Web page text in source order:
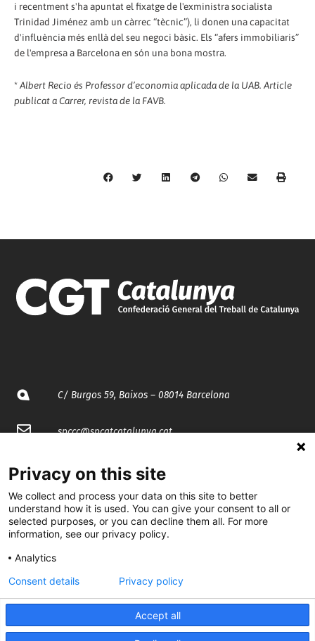
i recentment s'ha apuntat el fixatge de l'exministra socialista
Trinidad Jiménez amb un càrrec “tècnic”), li donen una capacitat
d'influència més enllà del seu negoci bàsic. Els “afers immobiliaris”
de l'empresa a Barcelona en són una bona mostra.
*Albert Recio és Professor d’economia aplicada de la UAB. Article
publicat a Carrer, revista de la FAVB.
C/ Burgos 59, Baixos – 08014 Barcelona
spccc@spcgtcatalunya.cat
@CGTCatalunya
cgtcatalunya
CGTCatalunya
cgtcatalunya
Privacy on this site
We collect and process your data on this site to better
understand how it is used. You can give your consent to all or
selected purposes, or you can decline them all. For more
information, see our privacy policy.
Analytics
Accept all
Consent details Privacy policy